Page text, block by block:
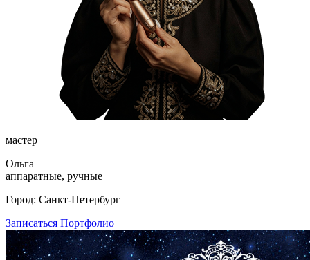
мастер
Ольга
аппаратные, ручные
Город: Санкт-Петербург
Записаться Портфолио